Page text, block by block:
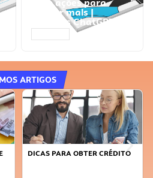
Faça ações para
vender mais |
Prompts ChatGPT
ARTIGOS
DICAS PARA OBTER CRÉDITO